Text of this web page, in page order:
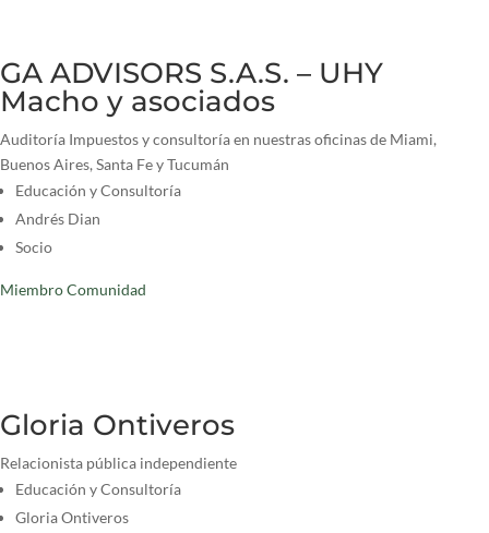
GA ADVISORS S.A.S. – UHY
Macho y asociados
Auditoría Impuestos y consultoría en nuestras oficinas de Miami,
Buenos Aires, Santa Fe y Tucumán
Educación y Consultoría
Andrés Dian
Socio
Miembro Comunidad
Gloria Ontiveros
Relacionista pública independiente
Educación y Consultoría
Gloria Ontiveros